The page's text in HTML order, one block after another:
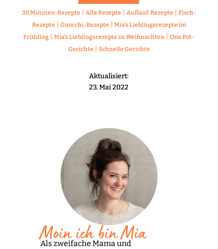
30 Minuten-Rezepte Alle Rezepte Auflauf-Rezepte
Fisch-
Rezepte
Gnocchi-Rezepte
Mia's Lieblingsrezepte im
Frühling
|Mia's Lieblingsrezepte zu Weihnachten |One Pot-
Gerichte
Schnelle Gerichte
Aktualisiert:
23. Mai 2022
Moin ich bin Mia
Als zweifache Mama und